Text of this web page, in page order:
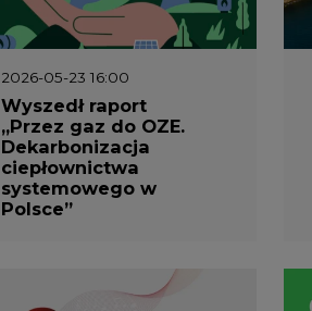
2026-05-23 16:00
Wyszedł raport
„Przez gaz do OZE.
Dekarbonizacja
ciepłownictwa
systemowego w
Polsce”